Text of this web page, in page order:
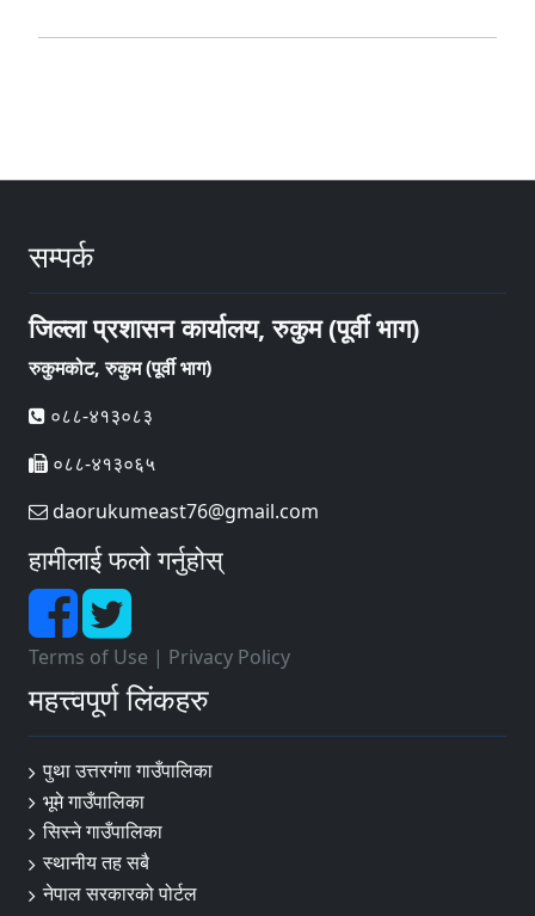
सम्पर्क
जिल्ला प्रशासन कार्यालय, रुकुम (पूर्वी भाग)
रुकुमकोट, रुकुम (पूर्वी भाग)
०८८-४१३०८३
०८८-४१३०६५
daorukumeast76@gmail.com
हामीलाई फलो गर्नुहोस्
Terms of Use | Privacy Policy
महत्त्वपूर्ण लिंकहरु
पुथा उत्तरगंगा गाउँपालिका
भूमे गाउँपालिका
सिस्ने गाउँपालिका
स्थानीय तह सबै
नेपाल सरकारको पोर्टल